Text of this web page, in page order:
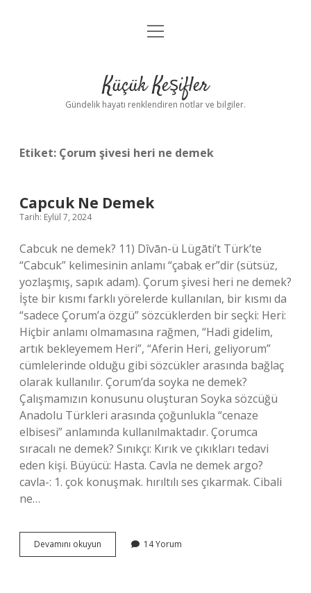
Anasayfa
Yasal Uyarı
menüyü
Küçük Keşifler
Gündelik hayatı renklendiren notlar ve bilgiler.
Etiket: Çorum şivesi heri ne demek
Capcuk Ne Demek
Tarih: Eylül 7, 2024
Cabcuk ne demek? 11) Dîvān-ü Lügāti’t Türk’te
“Cabcuk” kelimesinin anlamı “çabaḳ er”dir (sütsüz,
yozlaşmış, sapık adam). Çorum şivesi heri ne demek?
İşte bir kısmı farklı yörelerde kullanılan, bir kısmı da
“sadece Çorum’a özgü” sözcüklerden bir seçki: Heri:
Hiçbir anlamı olmamasına rağmen, “Hadi gidelim,
artık bekleyemem Heri”, “Aferin Heri, geliyorum”
cümlelerinde olduğu gibi sözcükler arasında bağlaç
olarak kullanılır. Çorum’da soyka ne demek?
Çalışmamızın konusunu oluşturan Soyka sözcüğü
Anadolu Türkleri arasında çoğunlukla “cenaze
elbisesi” anlamında kullanılmaktadır. Çorumca
sıracalı ne demek? Sınıkçı: Kırık ve çıkıkları tedavi
eden kişi. Büyücü: Hasta. Cavla ne demek argo?
cavla-: 1. çok konuşmak. hırıltılı ses çıkarmak. Cibali
ne…
Devamını okuyun
Ne
14 Yorum